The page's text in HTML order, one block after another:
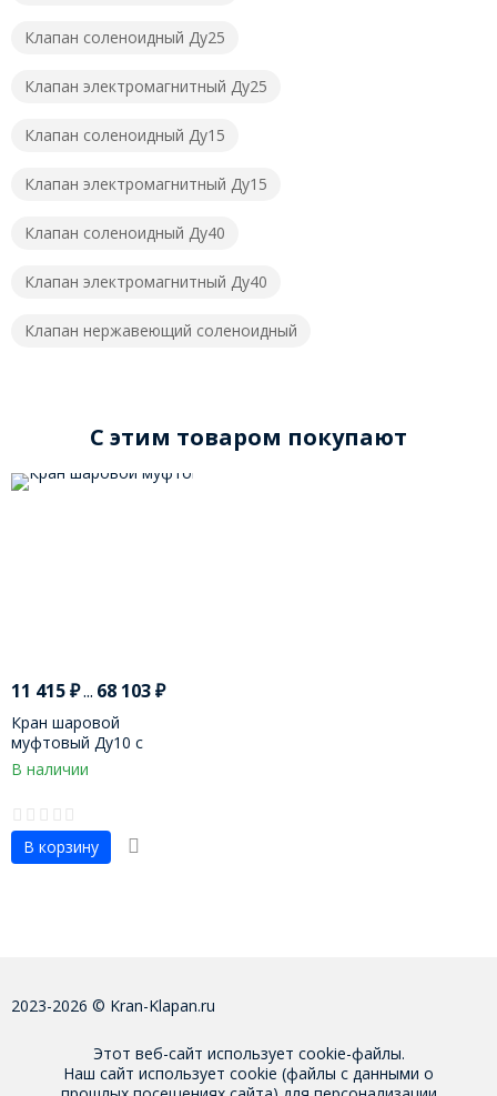
Клапан соленоидный Ду25
Клапан электромагнитный Ду25
Клапан соленоидный Ду15
Клапан электромагнитный Ду15
Клапан соленоидный Ду40
Клапан электромагнитный Ду40
Клапан нержавеющий соленоидный
C этим товаром покупают
11 415₽... 68 103₽
Кран шаровой
муфтовый Ду10 с
пневмоприводом
В наличии
В корзину
2023-2026 © Kran-Klapan.ru
Этот веб-сайт использует cookie-файлы.
Наш сайт использует cookie (файлы с данными о